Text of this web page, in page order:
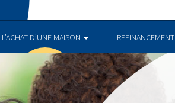
L’ACHAT D’UNE MAISON REFINANCEMENT